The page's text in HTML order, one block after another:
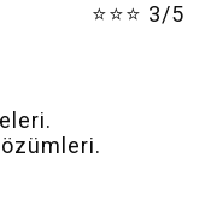
⭐⭐⭐ 3/5